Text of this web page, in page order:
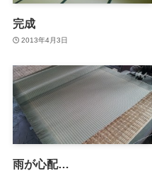
完成
2013年4月3日
雨が心配…